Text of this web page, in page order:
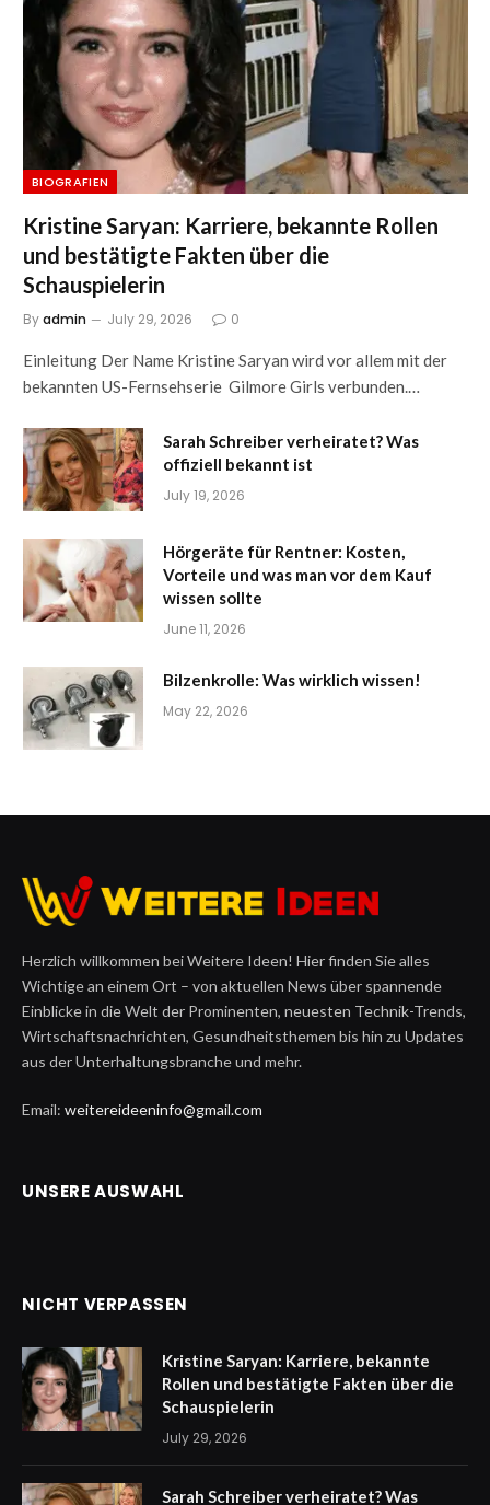
BIOGRAFIEN
Kristine Saryan: Karriere, bekannte Rollen
und bestätigte Fakten über die
Schauspielerin
Byadmin July 29, 2026 0
Einleitung Der Name Kristine Saryan wird vor allem mit der
bekannten US-Fernsehserie Gilmore Girls verbunden.…
Sarah Schreiber verheiratet? Was
offiziell bekannt ist
July 19, 2026
Hörgeräte für Rentner: Kosten,
Vorteile und was man vor dem Kauf
wissen sollte
June 11, 2026
Bilzenkrolle: Was wirklich wissen!
May 22, 2026
Herzlich willkommen bei Weitere Ideen! Hier finden Sie alles
Wichtige an einem Ort – von aktuellen News über spannende
Einblicke in die Welt der Prominenten, neuesten Technik-Trends,
Wirtschaftsnachrichten, Gesundheitsthemen bis hin zu Updates
aus der Unterhaltungsbranche und mehr.
Email: weitereideeninfo@gmail.com
UNSERE AUSWAHL
NICHT VERPASSEN
Kristine Saryan: Karriere, bekannte
Rollen und bestätigte Fakten über die
Schauspielerin
July 29, 2026
Sarah Schreiber verheiratet? Was